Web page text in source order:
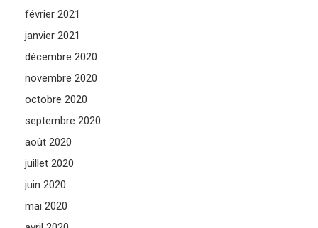
février 2021
janvier 2021
décembre 2020
novembre 2020
octobre 2020
septembre 2020
août 2020
juillet 2020
juin 2020
mai 2020